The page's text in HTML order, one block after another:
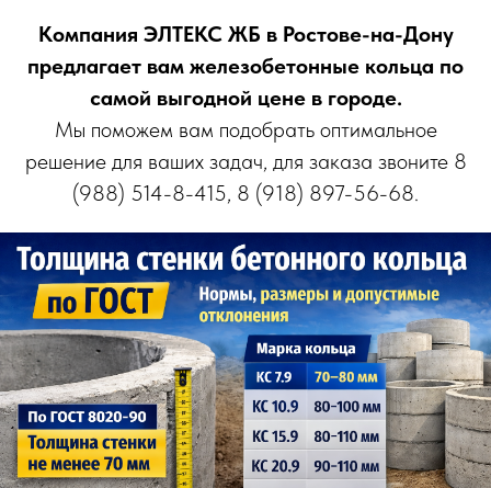
Компания ЭЛТЕКС ЖБ в Ростове-на-Дону
предлагает вам железобетонные кольца по
самой выгодной цене в городе.
Мы поможем вам подобрать оптимальное
решение для ваших задач, для заказа звоните 8
(988) 514-8-415, 8 (918) 897-56-68.